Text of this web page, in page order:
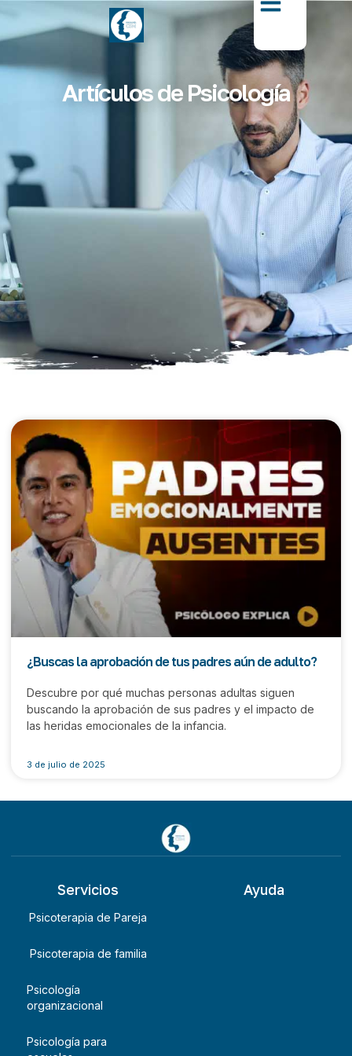
Artículos de Psicología
¿Buscas la aprobación de tus padres aún de adulto?
Descubre por qué muchas personas adultas siguen
buscando la aprobación de sus padres y el impacto de
las heridas emocionales de la infancia.
3 de julio de 2025
Servicios
Psicoterapia de Pareja
Psicoterapia de familia
Psicología
organizacional
Psicología para
Ayuda